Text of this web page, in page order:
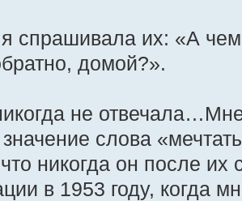
я спрашивала их: «А
домой?».
не
слова
никогда он после их
в 1953 году, когда